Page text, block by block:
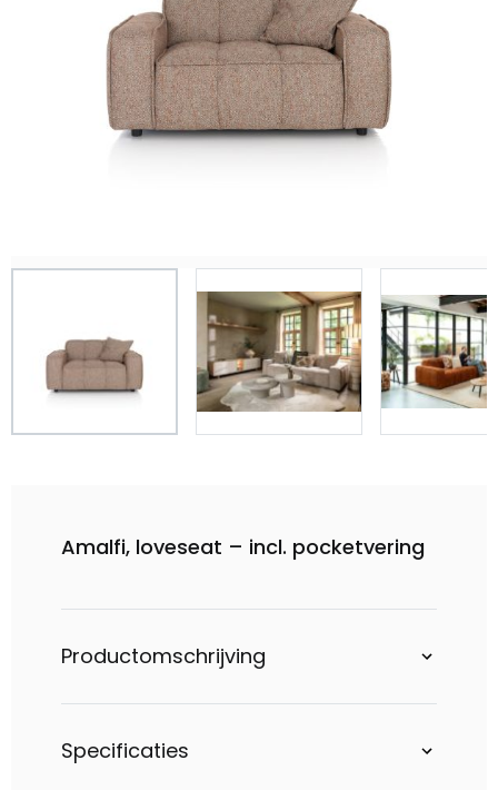
Amalfi, loveseat – incl. pocketvering
Productomschrijving
Specificaties